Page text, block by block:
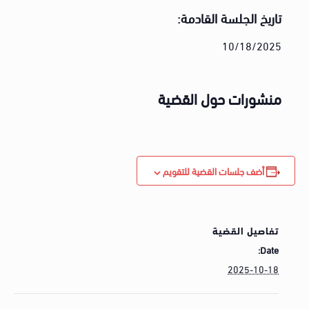
تاريخ الجلسة القادمة:
10/18/2025
منشورات حول القضية
أضف جلسات القضية للتقويم
تفاصيل القضية
Date:
2025-10-18